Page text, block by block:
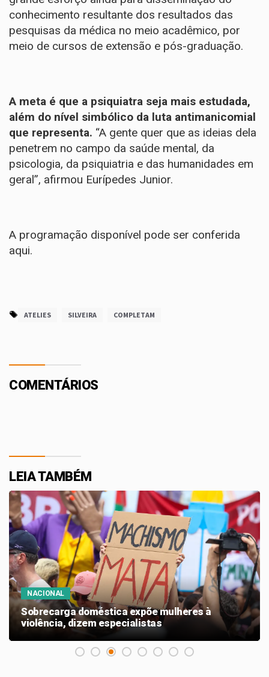
conhecimento resultante dos resultados das
pesquisas da médica no meio acadêmico, por
meio de cursos de extensão e pós-graduação.
A meta é que a psiquiatra seja mais estudada,
além do nível simbólico da luta antimanicomial
que representa. “A gente quer que as ideias dela
penetrem no campo da saúde mental, da
psicologia, da psiquiatria e das humanidades em
geral”, afirmou Eurípedes Junior.
A programação disponível pode ser conferida
aqui.
ATELIES SILVEIRA COMPLETAM
COMENTÁRIOS
LEIA TAMBÉM
NACIONAL
Sobrecarga doméstica expõe mulheres à
violência, dizem especialistas